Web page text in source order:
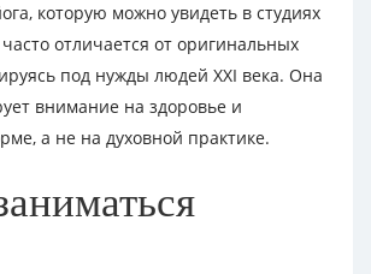
которую можно увидеть в студиях
отличается от оригинальных
под нужды людей XXI века. Она
внимание на здоровье и
а не на духовной практике.